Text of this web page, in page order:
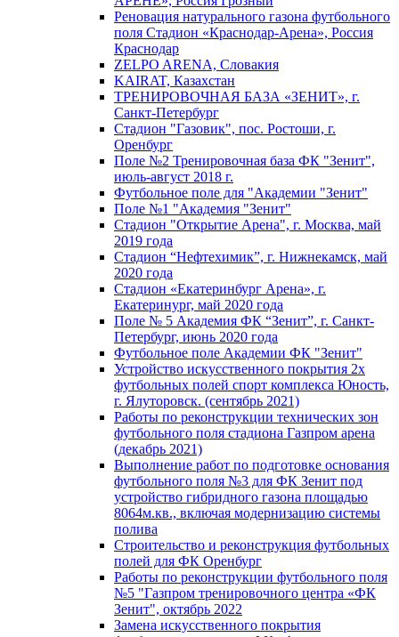
Реновация натурального газона футбольного
поля Стадион «Краснодар-Арена», Россия
Краснодар
ZELPO ARENA, Словакия
KAIRAT, Казахстан
ТРЕНИРОВОЧНАЯ БАЗА «ЗЕНИТ», г.
Санкт-Петербург
Стадион "Газовик", пос. Ростоши, г.
Оренбург
Поле №2 Тренировочная база ФК "Зенит",
июль-август 2018 г.
Футбольное поле для "Академии "Зенит"
Поле №1 "Академия "Зенит"
Стадион "Открытие Арена", г. Москва, май
2019 года
Стадион “Нефтехимик”, г. Нижнекамск, май
2020 года
Стадион «Екатеринбург Арена», г.
Екатеринург, май 2020 года
Поле № 5 Академия ФК “Зенит”, г. Санкт-
Петербург, июнь 2020 года
Футбольное поле Академии ФК "Зенит"
Устройство искусственного покрытия 2х
футбольных полей спорт комплекса Юность,
г. Ялуторовск. (сентябрь 2021)
Работы по реконструкции технических зон
футбольного поля стадиона Газпром арена
(декабрь 2021)
Выполнение работ по подготовке основания
футбольного поля №3 для ФК Зенит под
устройство гибридного газона площадью
8064м.кв., включая модернизацию системы
полива
Строительство и реконструкция футбольных
полей для ФК Оренбург
Работы по реконструкции футбольного поля
№5 "Газпром тренировочного центра «ФК
Зенит", октябрь 2022
Замена искусственного покрытия